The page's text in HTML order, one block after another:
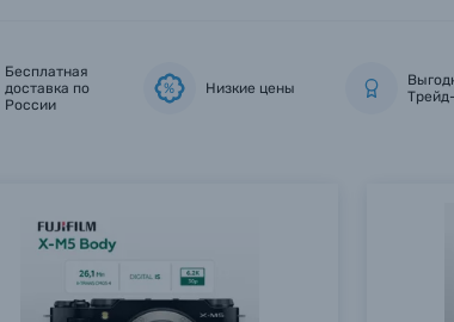
Бесплатная
доставка по
России
% Низкие цены